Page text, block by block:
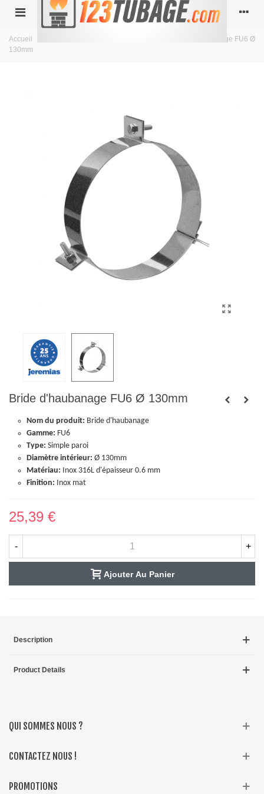
Accueil
Bride d'haubanage FU6 Ø
130mm
Bride d'haubanage FU6 Ø 130mm
Nom du produit: Bride d'haubanage
Gamme: FU6
Type: Simple paroi
Diamètre intérieur: Ø 130mm
Matériau: Inox 316L d'épaisseur 0.6 mm
Finition: Inox mat
25,39 €
- +
Ajouter Au Panier
Description
Product Details
QUI SOMMES NOUS ?
CONTACTEZ NOUS !
PROMOTIONS